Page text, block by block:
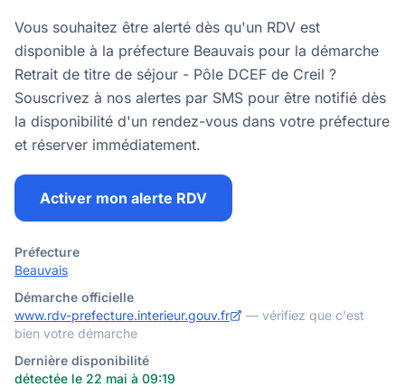
Vous souhaitez être alerté dès qu'un RDV est
disponible à la préfecture Beauvais pour la démarche
Retrait de titre de séjour - Pôle DCEF de Creil ?
Souscrivez à nos alertes par SMS pour être notifié dès
la disponibilité d'un rendez-vous dans votre préfecture
et réserver immédiatement.
Activer mon alerte RDV
Préfecture
Beauvais
Démarche officielle
www.rdv-prefecture.interieur.gouv.fr
— vérifiez que c'est
bien votre démarche
Dernière disponibilité
détectée le 22 mai à 09:19